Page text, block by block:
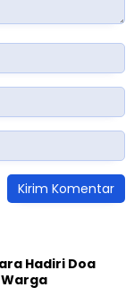
Hadiri Doa